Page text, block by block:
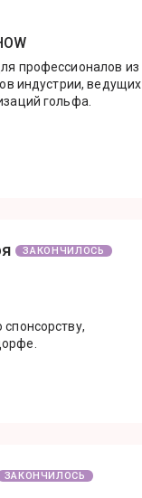
профессионалов из
индустрии, ведущих
гольфа.
ЗАКОНЧИЛОСЬ
ЗАКОНЧИЛОСЬ